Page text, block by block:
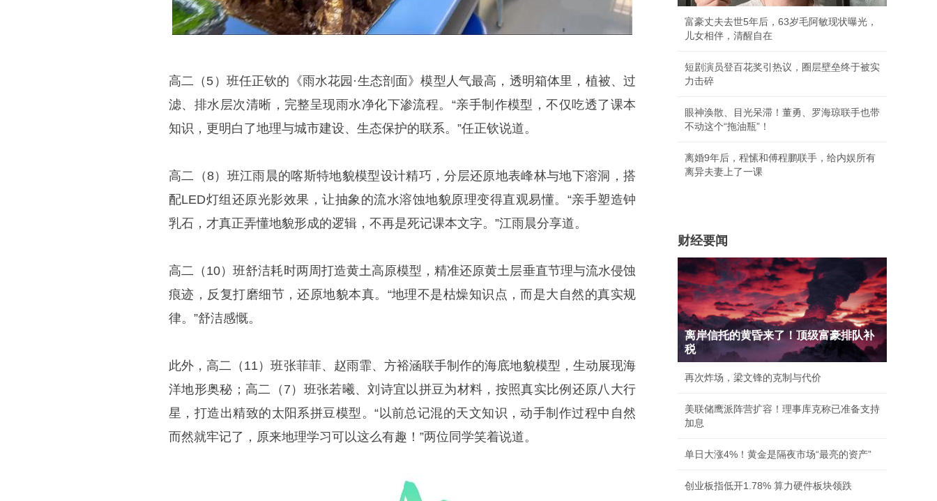
高二（5）班任正钦的《雨水花园·生态剖面》模型人气最高，透明箱体里，植被、过
滤、排水层次清晰，完整呈现雨水净化下渗流程。“亲手制作模型，不仅吃透了课本
知识，更明白了地理与城市建设、生态保护的联系。”任正钦说道。
高二（8）班江雨晨的喀斯特地貌模型设计精巧，分层还原地表峰林与地下溶洞，搭
配LED灯组还原光影效果，让抽象的流水溶蚀地貌原理变得直观易懂。“亲手塑造钟
乳石，才真正弄懂地貌形成的逻辑，不再是死记课本文字。”江雨晨分享道。
高二（10）班舒洁耗时两周打造黄土高原模型，精准还原黄土层垂直节理与流水侵蚀
痕迹，反复打磨细节，还原地貌本真。“地理不是枯燥知识点，而是大自然的真实规
律。”舒洁感慨。
此外，高二（11）班张菲菲、赵雨霏、方裕涵联手制作的海底地貌模型，生动展现海
洋地形奥秘；高二（7）班张若曦、刘诗宜以拼豆为材料，按照真实比例还原八大行
星，打造出精致的太阳系拼豆模型。“以前总记混的天文知识，动手制作过程中自然
而然就牢记了，原来地理学习可以这么有趣！”两位同学笑着说道。
富豪丈夫去世5年后，63岁毛阿敏现状曝光，
儿女相伴，清醒自在
短剧演员登百花奖引热议，圈层壁垒终于被实
力击碎
眼神涣散、目光呆滞！董勇、罗海琼联手也带
不动这个“拖油瓶”！
离婚9年后，程愫和傅程鹏联手，给内娱所有
离异夫妻上了一课
财经要闻
离岸信托的黄昏来了！顶级富豪排队补
税
再次炸场，梁文锋的克制与代价
美联储鹰派阵营扩容！理事库克称已准备支持
加息
单日大涨4%！黄金是隔夜市场“最亮的资产”
创业板指低开1.78% 算力硬件板块领跌